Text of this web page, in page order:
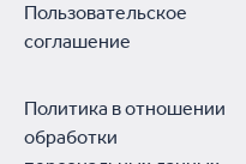
Пользовательское
соглашение
Политика в отношении
обработки